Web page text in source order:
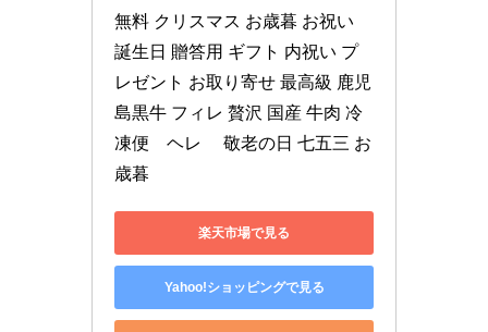
無料 クリスマス お歳暮 お祝い
誕生日 贈答用 ギフト 内祝い プ
レゼント お取り寄せ 最高級 鹿児
島黒牛 フィレ 贅沢 国産 牛肉 冷
凍便　ヘレ 　敬老の日 七五三 お
歳暮
楽天市場で見る
Yahoo!ショッピングで見る